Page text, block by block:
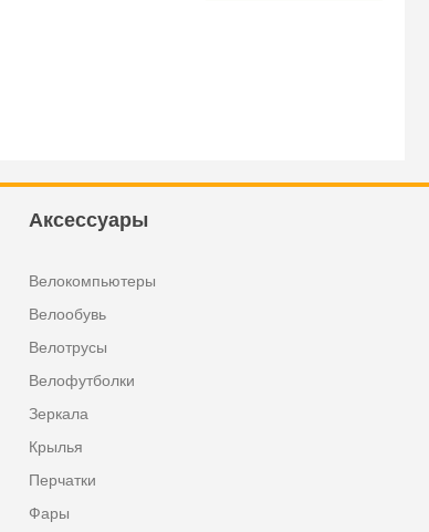
Аксессуары
Велокомпьютеры
Велообувь
Велотрусы
Велофутболки
Зеркала
Крылья
Перчатки
Фары